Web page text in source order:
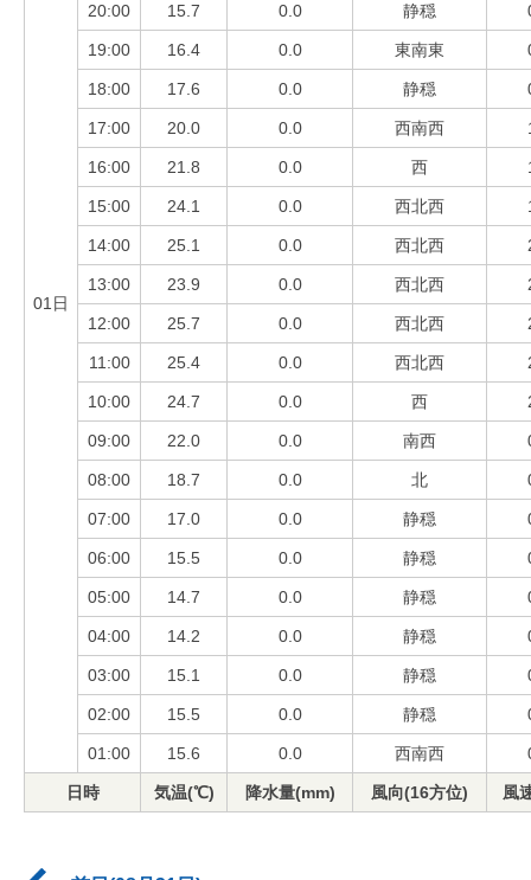
01日
20:00 15.7 0.0 静穏
19:00 16.4 0.0 東南東
18:00 17.6 0.0 静穏
17:00 20.0 0.0 西南西
16:00 21.8 0.0 西
15:00 24.1 0.0 西北西
14:00 25.1 0.0 西北西
13:00 23.9 0.0 西北西
12:00 25.7 0.0 西北西
11:00 25.4 0.0 西北西
10:00 24.7 0.0 西
09:00 22.0 0.0 南西
08:00 18.7 0.0 北
07:00 17.0 0.0 静穏
06:00 15.5 0.0 静穏
05:00 14.7 0.0 静穏
04:00 14.2 0.0 静穏
03:00 15.1 0.0 静穏
02:00 15.5 0.0 静穏
01:00 15.6 0.0 西南西
日時 気温(℃) 降水量(mm) 風向(16方位) 風